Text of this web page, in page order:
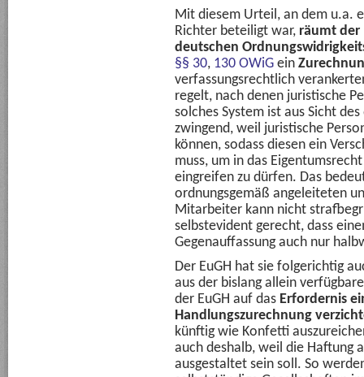
Mit diesem Urteil, an dem u.a.
Richter beteiligt war, räumt der
deutschen
§§ 30, 130 OWiG ein
verfassungsrechtlich
regelt, nach denen juristische
solches System ist aus Sicht
zwingend, weil juristische
können, sodass diesen ein
muss, um in das
eingreifen zu dürfen. Das
ordnungsgemäß angeleiteten
Mitarbeiter kann nicht
selbstevident gerecht, dass
Gegenauffassung auch nur
Der EuGH hat sie folgerichtig
aus der bislang allein
der EuGH auf das Erfordernis
Handlungszurechnung
künftig wie Konfetti
auch deshalb, weil die Haftung
ausgestaltet sein soll. So